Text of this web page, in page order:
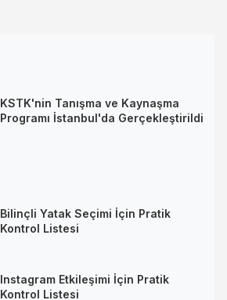
KSTK'nin Tanışma ve Kaynaşma
Programı İstanbul'da Gerçekleştirildi
Bilinçli Yatak Seçimi İçin Pratik
Kontrol Listesi
Instagram Etkileşimi İçin Pratik
Kontrol Listesi